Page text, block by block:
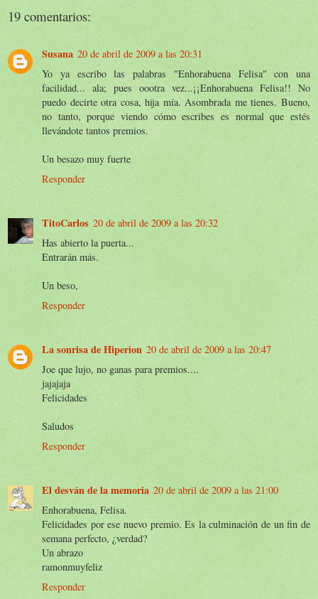
19 comentarios:
Susana 20 de abril de 2009 a las 20:31
Yo ya escribo las palabras "Enhorabuena Felisa" con una
facilidad... ala; pues oootra vez...¡¡Enhorabuena Felisa!! No
puedo decirte otra cosa, hija mía. Asombrada me tienes. Bueno,
no tanto, porque viendo cómo escribes es normal que estés
llevándote tantos premios.
Un besazo muy fuerte
Responder
TitoCarlos 20 de abril de 2009 a las 20:32
Has abierto la puerta...
Entrarán más.
Un beso,
Responder
La sonrisa de Hiperion 20 de abril de 2009 a las 20:47
Joe que lujo, no ganas para premios....
jajajaja
Felicidades
Saludos
Responder
El desván de la memoria 20 de abril de 2009 a las 21:00
Enhorabuena, Felisa.
Felicidades por ese nuevo premio. Es la culminación de un fin de
semana perfecto, ¿verdad?
Un abrazo
ramonmuyfeliz
Responder